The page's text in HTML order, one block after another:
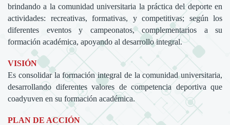
brindando a la comunidad universitaria la práctica del deporte en
actividades: recreativas, formativas, y competitivas; según los
diferentes eventos y campeonatos, complementarios a su
formación académica, apoyando al desarrollo integral.
VISIÓN
Es consolidar la formación integral de la comunidad universitaria,
desarrollando diferentes valores de competencia deportiva que
coadyuven en su formación académica.
PLAN DE ACCIÓN